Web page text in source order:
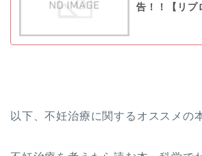
告！！【リプ
以下、不妊治療に関するオススメの